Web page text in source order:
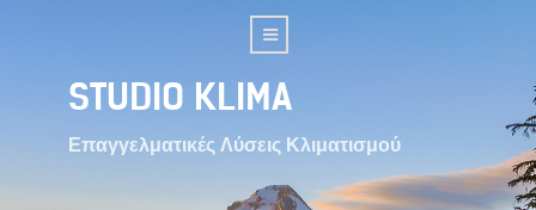
STUDIO KLIMA
Επαγγελματικές Λύσεις Κλιματισμού